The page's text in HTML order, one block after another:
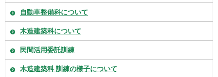
自動車整備科について
木造建築科について
民間活用委託訓練
木造建築科 訓練の様子について